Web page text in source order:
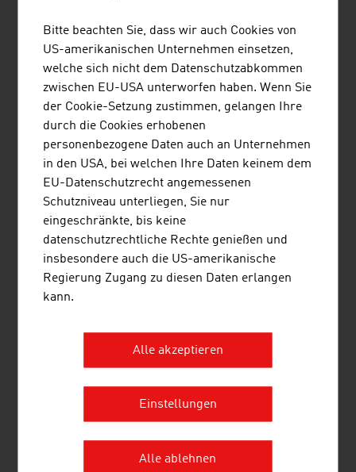
1. Egger Holzwerkstoffe GmbH 4.126,30
3. Umdasch Group AG
4. Pfeifer Holding GmbH 1.060,00
5. Mayr-Melnhof Holz Holding AG
HASSLACHER Holding GmbH
7. M. Kaindl GmbH
Österreichische Bundesforste AG
Stora Enso Wood Products GmbH
Bitte beachten Sie, dass wir auch Cookies von
US-amerikanischen Unternehmen einsetzen,
welche sich nicht dem Datenschutzabkommen
zwischen EU-USA unterworfen haben. Wenn Sie
der Cookie-Setzung zustimmen, gelangen Ihre
durch die Cookies erhobenen
personenbezogene Daten auch an Unternehmen
in den USA, bei welchen Ihre Daten keinem dem
EU-Datenschutzrecht angemessenen
Schutzniveau unterliegen, Sie nur
eingeschränkte, bis keine
datenschutzrechtliche Rechte genießen und
insbesondere auch die US-amerikanische
Regierung Zugang zu diesen Daten erlangen
kann.
Alle akzeptieren
Einstellungen
Alle ablehnen